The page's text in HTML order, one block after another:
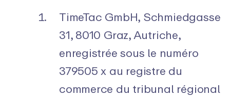
TimeTac GmbH, Schmiedgasse
31, 8010 Graz, Autriche,
enregistrée sous le numéro
379505 x au registre du
commerce du tribunal régional